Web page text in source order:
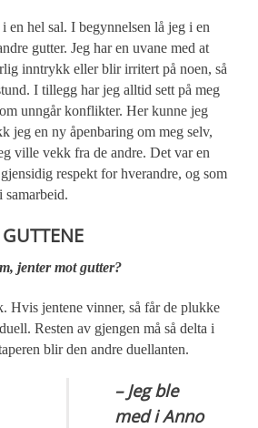
en hel sal. I begynnelsen lå jeg i en
gutter. Jeg har en uvane med at
inntrykk eller blir irritert på noen, så
I tillegg har jeg alltid sett på meg
unngår konflikter. Her kunne jeg
jeg en ny åpenbaring om meg selv,
ville vekk fra de andre. Det var en
respekt for hverandre, og som
samarbeid.
jenter mot gutter?
Hvis jentene vinner, så får de plukke
Resten av gjengen må så delta i
blir den andre duellanten.
– Jeg ble
med i Anno